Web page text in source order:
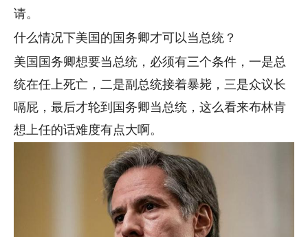
请。
什么情况下美国的国务卿才可以当总统？
美国国务卿想要当总统，必须有三个条件，一是总
统在任上死亡，二是副总统接着暴毙，三是众议长
嗝屁，最后才轮到国务卿当总统，这么看来布林肯
想上任的话难度有点大啊。